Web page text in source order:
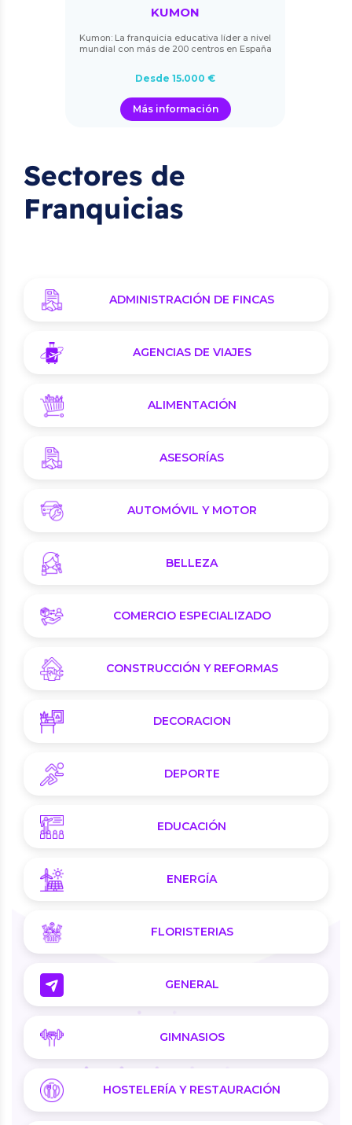
KUMON
Kumon: La franquicia educativa líder a nivel
mundial con más de 200 centros en España
Desde 15.000 €
Más información
Sectores de
Franquicias
ADMINISTRACIÓN DE FINCAS
AGENCIAS DE VIAJES
ALIMENTACIÓN
ASESORÍAS
AUTOMÓVIL Y MOTOR
BELLEZA
COMERCIO ESPECIALIZADO
CONSTRUCCIÓN Y REFORMAS
DECORACION
DEPORTE
EDUCACIÓN
ENERGÍA
FLORISTERIAS
GENERAL
GIMNASIOS
HOSTELERÍA Y RESTAURACIÓN